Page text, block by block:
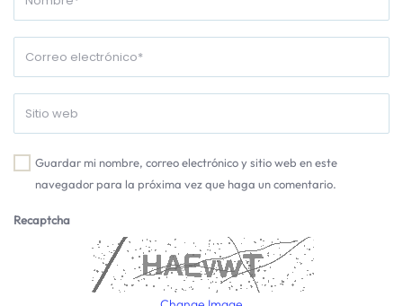
Guardar mi nombre, correo electrónico y sitio web en este
navegador para la próxima vez que haga un comentario.
Recaptcha